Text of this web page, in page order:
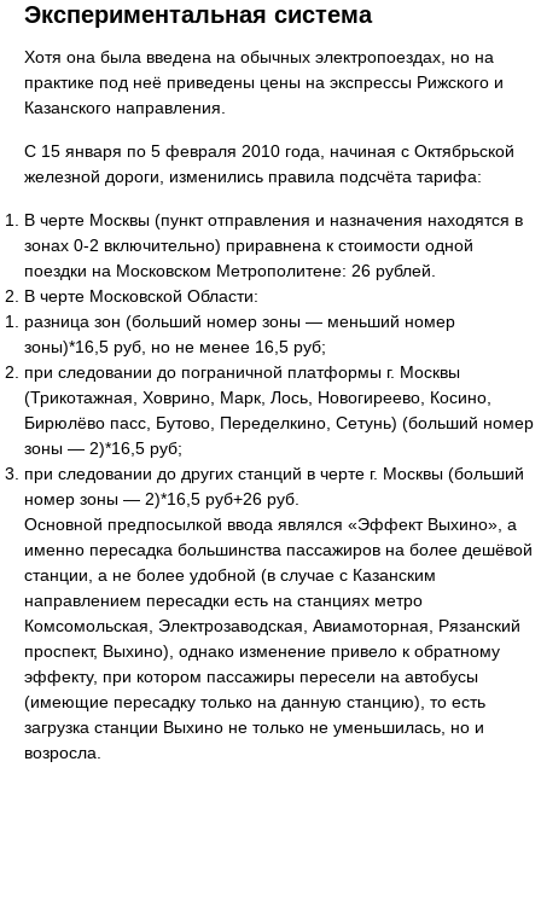
Экспериментальная система
Хотя она была введена на обычных электропоездах, но на
практике под неё приведены цены на экспрессы Рижского и
Казанского направления.
С 15 января по 5 февраля 2010 года, начиная с Октябрьской
железной дороги, изменились правила подсчёта тарифа:
В черте Москвы (пункт отправления и назначения находятся в
зонах 0-2 включительно) приравнена к стоимости одной
поездки на Московском Метрополитене: 26 рублей.
В черте Московской Области:
разница зон (больший номер зоны — меньший номер
зоны)*16,5 руб, но не менее 16,5 руб;
при следовании до пограничной платформы г. Москвы
(Трикотажная, Ховрино, Марк, Лось, Новогиреево, Косино,
Бирюлёво пасс, Бутово, Переделкино, Сетунь) (больший номер
зоны — 2)*16,5 руб;
при следовании до других станций в черте г. Москвы (больший
номер зоны — 2)*16,5 руб+26 руб.
Основной предпосылкой ввода являлся «Эффект Выхино», а
именно пересадка большинства пассажиров на более дешёвой
станции, а не более удобной (в случае с Казанским
направлением пересадки есть на станциях метро
Комсомольская, Электрозаводская, Авиамоторная, Рязанский
проспект, Выхино), однако изменение привело к обратному
эффекту, при котором пассажиры пересели на автобусы
(имеющие пересадку только на данную станцию), то есть
загрузка станции Выхино не только не уменьшилась, но и
возросла.